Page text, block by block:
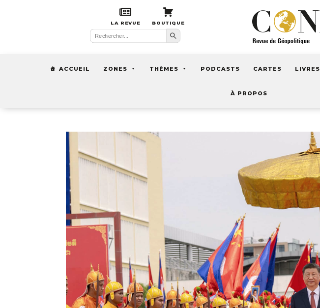
LA REVUE BOUTIQUE
Search
for:
Search Button
ACCUEIL ZONES THÈMES PODCASTS CARTES LIVRES
À PROPOS